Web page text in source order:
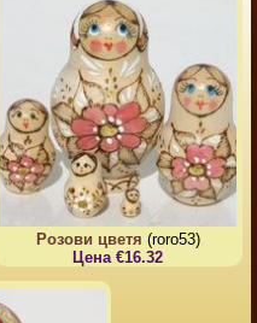
Розови цветя (roro53)
Цена €16.32